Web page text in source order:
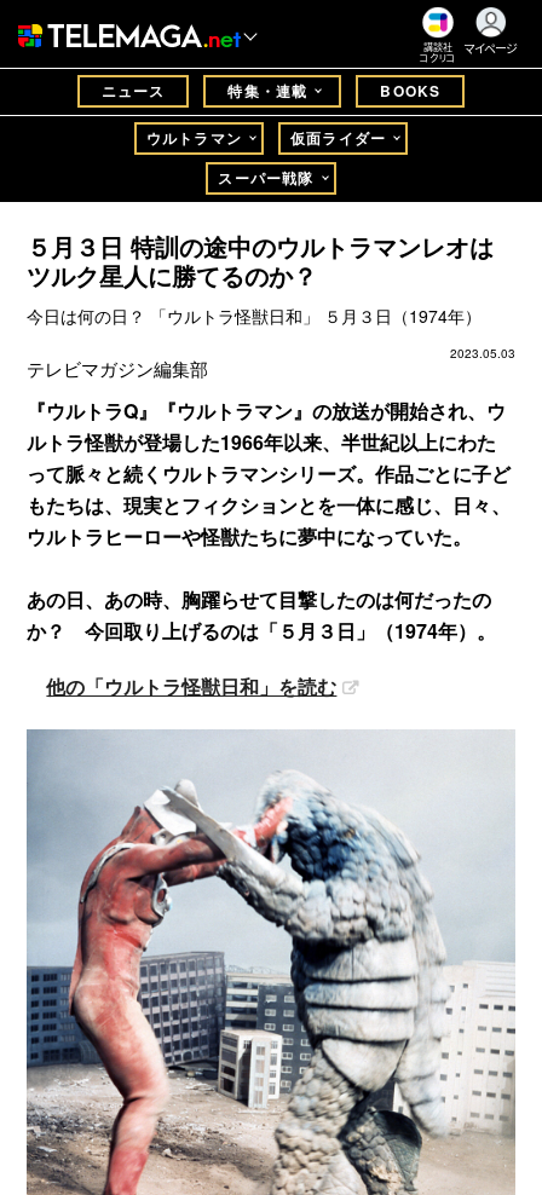
講談社
コクリコ
マイページ
ニュース 特集・連載 BOOKS
ウルトラマン
仮面ライダー
スーパー戦隊
５月３日 特訓の途中のウルトラマンレオは
ツルク星人に勝てるのか？
今日は何の日？ 「ウルトラ怪獣日和」 ５月３日（1974年）
2023.05.03
テレビマガジン編集部
『ウルトラQ』『ウルトラマン』の放送が開始され、ウ
ルトラ怪獣が登場した1966年以来、半世紀以上にわた
って脈々と続くウルトラマンシリーズ。作品ごとに子ど
もたちは、現実とフィクションとを一体に感じ、日々、
ウルトラヒーローや怪獣たちに夢中になっていた。
あの日、あの時、胸躍らせて目撃したのは何だったの
か？ 今回取り上げるのは「５月３日」（1974年）。
他の「ウルトラ怪獣日和」を読む